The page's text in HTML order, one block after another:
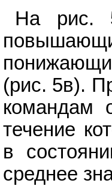
На рис.
(рис. 5в).
командам
течение
в
среднее